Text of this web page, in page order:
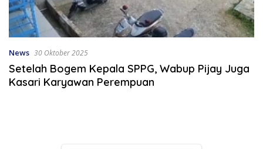
News 30 Oktober 2025
Setelah Bogem Kepala SPPG, Wabup Pijay Juga
Kasari Karyawan Perempuan